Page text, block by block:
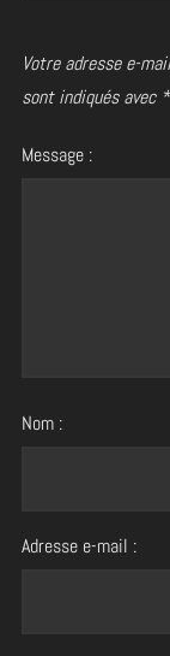
Votre adresse e-
sont indiqués avec *
Message :
Nom :
Adresse e-mail :